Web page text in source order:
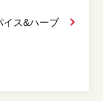
イス&ハーブ